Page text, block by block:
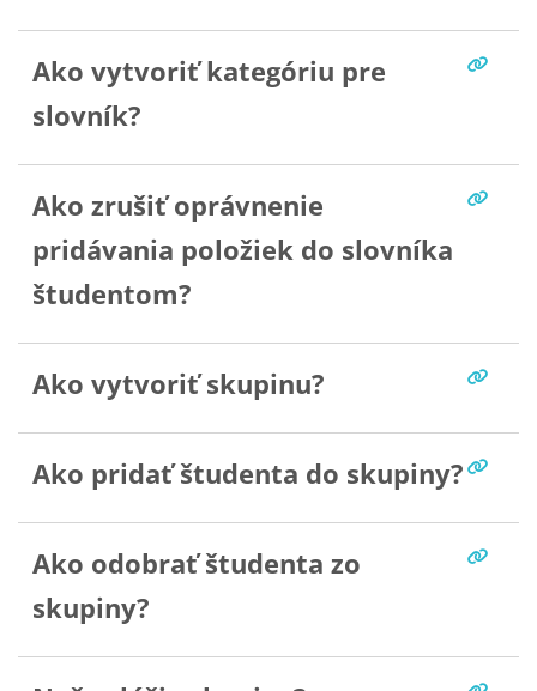
Ako vytvoriť kategóriu pre
slovník?
Ako zrušiť oprávnenie
pridávania položiek do slovníka
študentom?
Ako vytvoriť skupinu?
Ako pridať študenta do skupiny?
Ako odobrať študenta zo
skupiny?